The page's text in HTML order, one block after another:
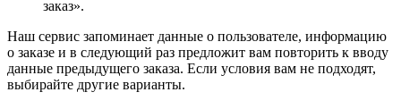
заказ».
Наш сервис запоминает данные о пользователе, информацию
о заказе и в следующий раз предложит вам повторить к вводу
данные предыдущего заказа. Если условия вам не подходят,
выбирайте другие варианты.